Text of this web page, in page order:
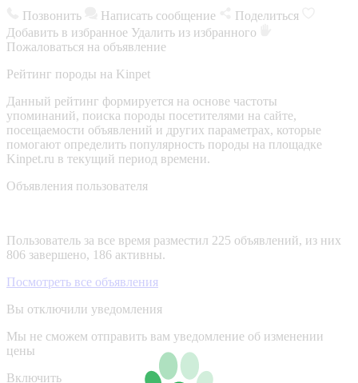
Позвонить Написать сообщение
Поделиться
Добавить в избранное Удалить из избранного
Пожаловаться на объявление
Рейтинг породы на Kinpet
Данный рейтинг формируется на основе частоты
упоминаний, поиска породы посетителями на сайте,
посещаемости объявлений и других параметрах, которые
помогают определить популярность породы на площадке
Kinpet.ru в текущий период времени.
Объявления пользователя
Пользователь за все время разместил 225 объявлений, из них
806 завершено, 186 активны.
Посмотреть все объявления
Вы отключили уведомления
Мы не сможем отправить вам уведомление об изменении
цены
Включить